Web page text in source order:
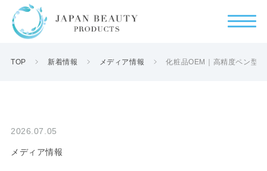
TOP 新着情報 メディア情報 化粧品OEM｜高精度ペン型
2026.07.05
メディア情報